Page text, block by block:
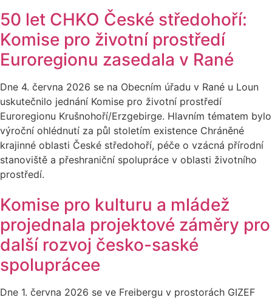
50 let CHKO České středohoří:
Komise pro životní prostředí
Euroregionu zasedala v Rané
Dne 4. června 2026 se na Obecním úřadu v Rané u Loun
uskutečnilo jednání Komise pro životní prostředí
Euroregionu Krušnohoří/Erzgebirge. Hlavním tématem bylo
výroční ohlédnutí za půl stoletím existence Chráněné
krajinné oblasti České středohoří, péče o vzácná přírodní
stanoviště a přeshraniční spolupráce v oblasti životního
prostředí.
Komise pro kulturu a mládež
projednala projektové záměry pro
další rozvoj česko-saské
spoluprácee
Dne 1. června 2026 se ve Freibergu v prostorách GIZEF